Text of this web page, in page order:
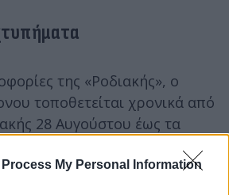
Process My Personal Information
της «Ροδιακής», ο
τοποθετείται χρονικά από
28 Αυγούστου έως τα